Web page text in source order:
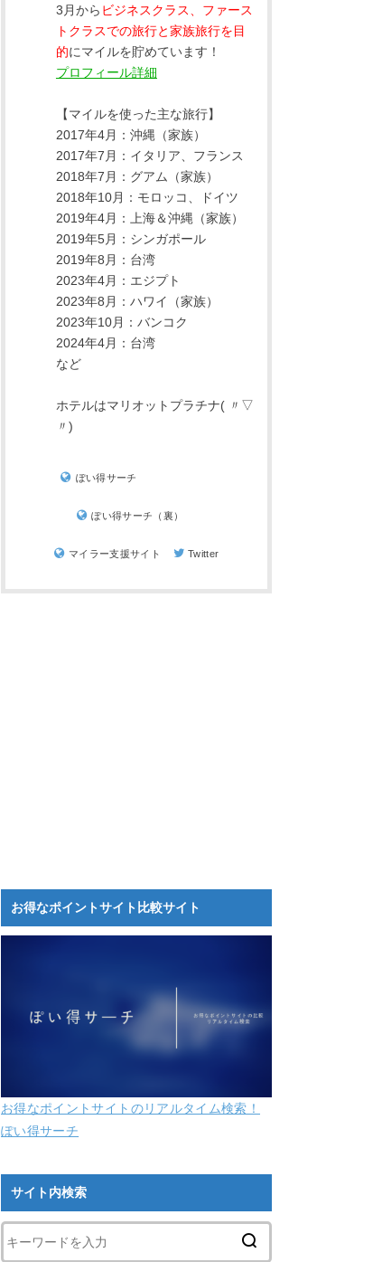
3月から ビジネスクラス、ファース
トクラスでの旅行と家族旅行を目
的にマイルを貯めています！
プロフィール詳細
【マイルを使った主な旅行】
2017年4月：沖縄（家族）
2017年7月：イタリア、フランス
2018年7月：グアム（家族）
2018年10月：モロッコ、ドイツ
2019年4月：上海＆沖縄（家族）
2019年5月：シンガポール
2019年8月：台湾
2023年4月：エジプト
2023年8月：ハワイ（家族）
2023年10月：バンコク
2024年4月：台湾
など
ホテルはマリオットプラチナ( 〃▽
〃)
ぽい得サーチ
ぽい得サーチ（裏）
マイラー支援サイト Twitter
お得なポイントサイト比較サイト
お得なポイントサイトのリアルタイム検索！
ぽい得サーチ
サイト内検索